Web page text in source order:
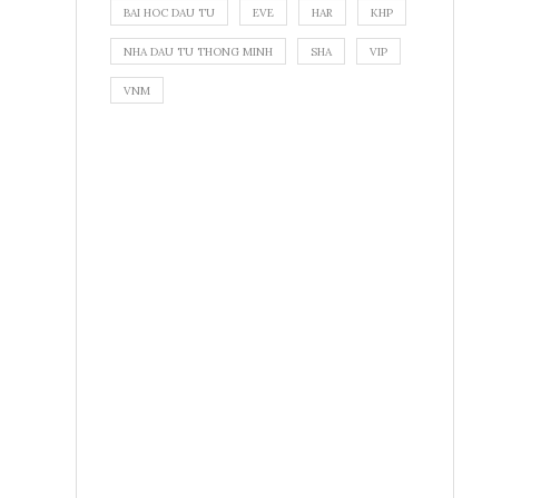
BAI HOC DAU TU EVE HAR KHP
NHA DAU TU THONG MINH SHA VIP
VNM